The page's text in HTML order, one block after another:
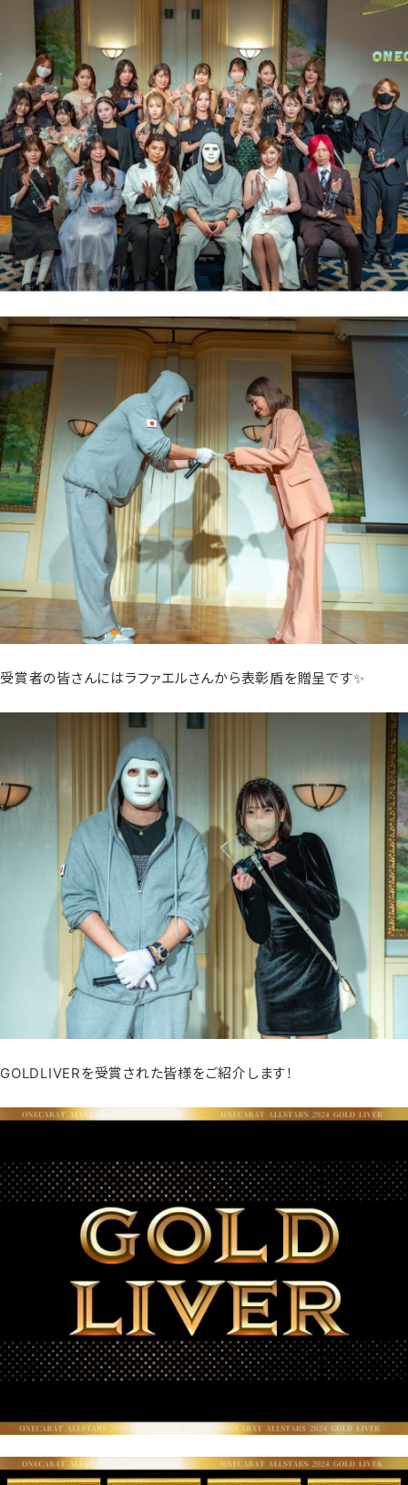
受賞者の皆さんにはラファエルさんから表彰盾を贈呈です✨
GOLDLIVERを受賞された皆様をご紹介します！